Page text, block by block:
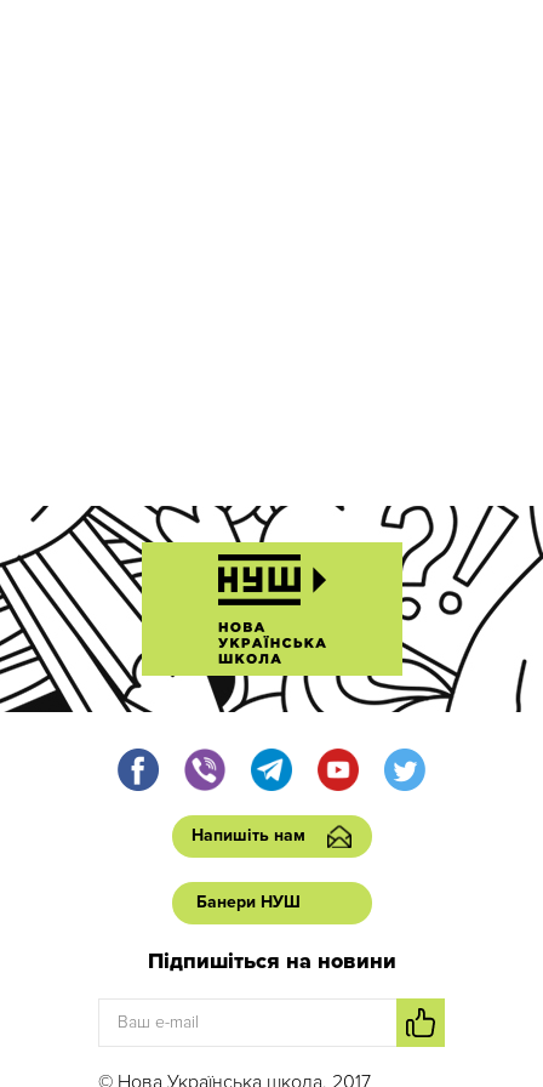
Напишіть нам
Банери НУШ
Підпишіться на новини
© Нова Українська школа, 2017